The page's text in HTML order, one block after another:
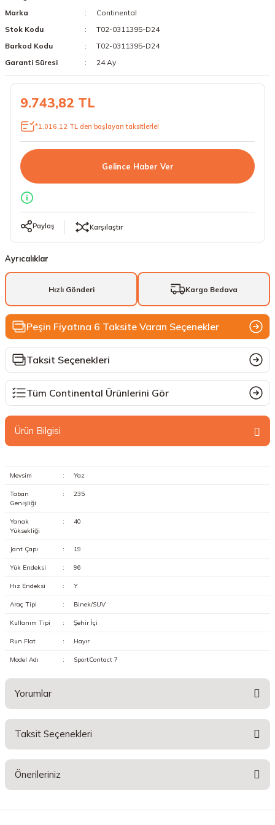
19 Lastikler
20 Lastikler
23 Lastikler
Marka
Continental
Stok Kodu
T02-0311395-D24
Barkod Kodu
T02-0311395-D24
Garanti Süresi
24 Ay
9.743,82 TL
*1.016,12 TL den başlayan taksitlerle!
Gelince Haber Ver
Paylaş Karşılaştır
Ayrıcalıklar
Hızlı Gönderi Kargo Bedava
Peşin Fiyatına 6 Taksite Varan Seçenekler
Taksit Seçenekleri
Tüm Continental Ürünlerini Gör
Ürün Bilgisi
Mevsim : Yaz
Taban
Genişliği
: 235
Yanak
Yüksekliği
: 40
Jant Çapı : 19
Yük Endeksi : 96
Hız Endeksi : Y
Araç Tipi : Binek/SUV
Kullanım Tipi : Şehir İçi
Run Flat : Hayır
Model Adı : SportContact 7
Yorumlar
Taksit Seçenekleri
Önerileriniz